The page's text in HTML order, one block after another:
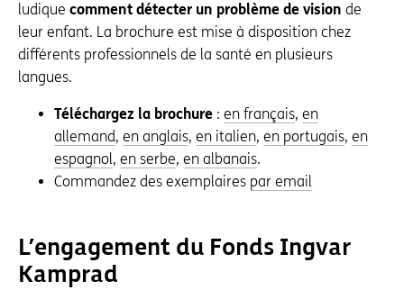
ludique comment détecter un problème de vision de
leur enfant. La brochure est mise à disposition chez
différents professionnels de la santé en plusieurs
langues.
Téléchargez la brochure : en français, en
allemand, en anglais, en italien, en portugais, en
espagnol, en serbe, en albanais.
Commandez des exemplaires par email
L’engagement du Fonds Ingvar
Kamprad